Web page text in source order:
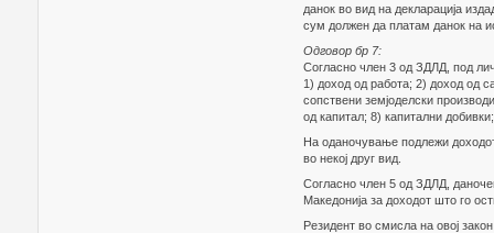
данок во вид на декларација
сум должен да платам данок на
Одговор бр 7:
Согласно член 3 од ЗДЛД, под
1) доход од работа; 2) доход од
сопствени земјоделски
од капитал; 8) капитални
На оданочување подлежи
во некој друг вид.
Согласно член 5 од ЗДЛД,
Македонија за доходот што го
Резидент во смисла на овој